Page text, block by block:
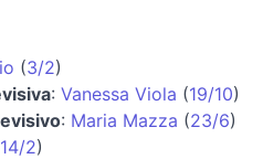
(3/2)
: Vanessa Viola (19/10)
: Maria Mazza (23/6)
14/2)